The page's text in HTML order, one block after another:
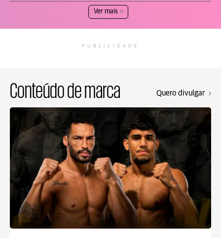
Ver mais
PUBLICIDADE
Conteúdo de marca Quero divulgar